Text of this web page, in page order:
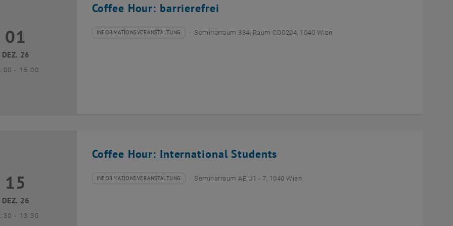
Coffee Hour: barrierefrei
Dezember 2026
01
DEZ. 26
- bis
15:00
Veranstaltungstyp:
INFORMATIONSVERANSTALTUNG
Veranstaltungsort: Seminarraum 384, Raum CD0204, 1040 Wien
Coffee Hour: International Students
Dezember 2026
15
DEZ. 26
- bis
13:30
Veranstaltungstyp:
INFORMATIONSVERANSTALTUNG
Veranstaltungsort: Seminarraum AE U1 - 7, 1040 Wien